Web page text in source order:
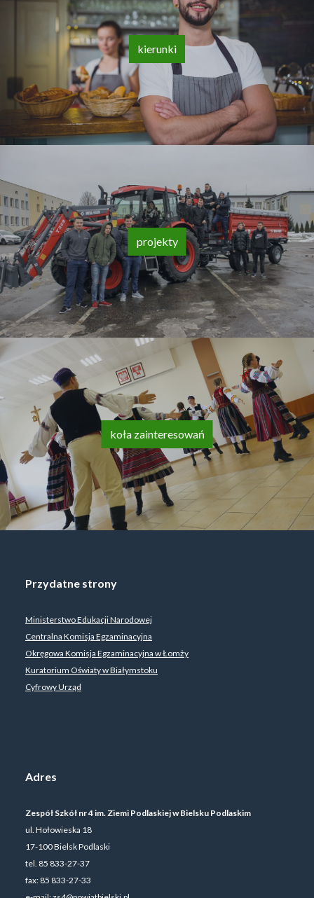
kierunki
projekty
koła zainteresowań
Przydatne strony
Ministerstwo Edukacji Narodowej
Centralna Komisja Egzaminacyjna
Okręgowa Komisja Egzaminacyjna w Łomży
Kuratorium Oświaty w Białymstoku
Cyfrowy Urząd
Adres
Zespół Szkół nr 4 im. Ziemi Podlaskiej w Bielsku Podlaskim
ul. Hołowieska 18
17-100 Bielsk Podlaski
tel. 85 833-27-37
fax: 85 833-27-33